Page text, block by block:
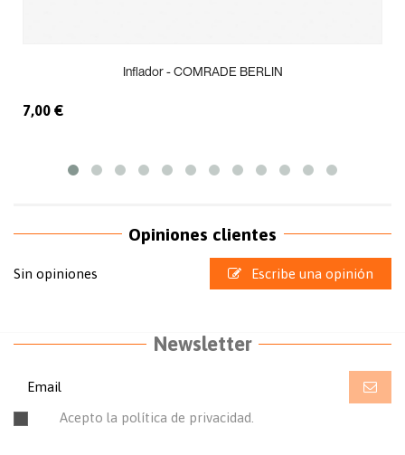
Inflador - COMRADE BERLIN
7,00 €
Opiniones clientes
Sin opiniones Escribe una opinión
Newsletter
Acepto la política de privacidad.